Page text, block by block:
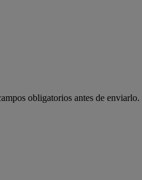
obligatorios antes de enviarlo.